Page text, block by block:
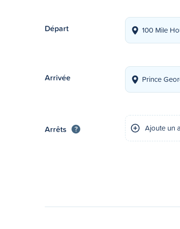
Départ
Arrivée
Arrêts ? Ajoute un